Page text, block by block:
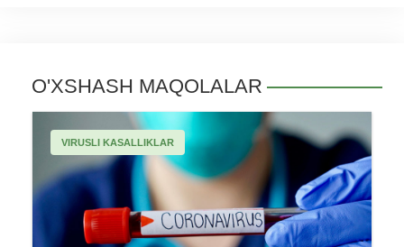
O'XSHASH MAQOLALAR
VIRUSLI KASALLIKLAR